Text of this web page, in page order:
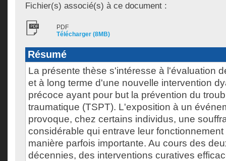
Fichier(s) associé(s) à ce document :
PDF
Télécharger (8MB)
Résumé
La présente thèse s'intéresse à l'évaluation
et à long terme d'une nouvelle intervention
précoce ayant pour but la prévention du
traumatique (TSPT). L'exposition à un
provoque, chez certains individus, une
considérable qui entrave leur
manière parfois importante. Au cours des
décennies, des interventions curatives